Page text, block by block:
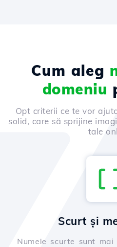
Cum aleg
domeniu
Opt criterii ce te vor
solid, care să sprijine
tale
Scurt și
Numele scurte sunt